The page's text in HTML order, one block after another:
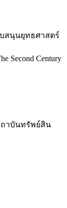
สนุนยุทธศาสตร์
Second Century
าบันทรัพย์สิน